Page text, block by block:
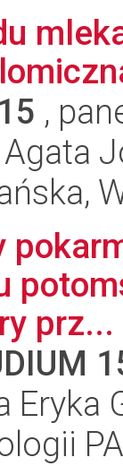
,
prz...
Eryka